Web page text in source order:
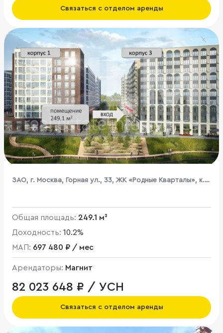
Связаться с отделом аренды
ЗАО, г. Москва, Горная ул., 33, ЖК «Родные Кварталы», к.
Общая площадь: 249.1 м²
Доходность: 10.2%
МАП: 697 480 ₽ / мес
Арендаторы: Магнит
82 023 648 ₽ / УСН
Связаться с отделом аренды